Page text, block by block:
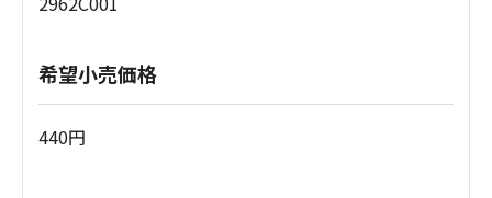
希望小売価格
440円